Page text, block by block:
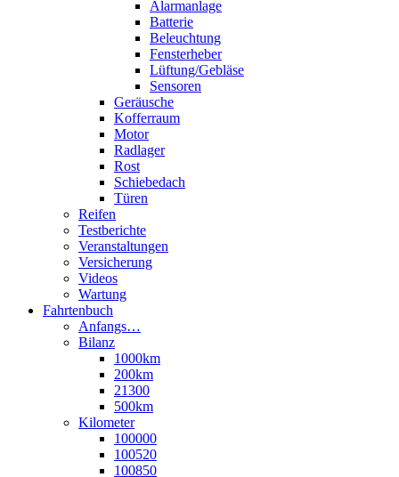
Alarmanlage
Batterie
Beleuchtung
Fensterheber
Lüftung/Gebläse
Sensoren
Geräusche
Kofferraum
Motor
Radlager
Rost
Schiebedach
Türen
Reifen
Testberichte
Veranstaltungen
Versicherung
Videos
Wartung
Fahrtenbuch
Anfangs…
Bilanz
1000km
200km
21300
500km
Kilometer
100000
100520
100850